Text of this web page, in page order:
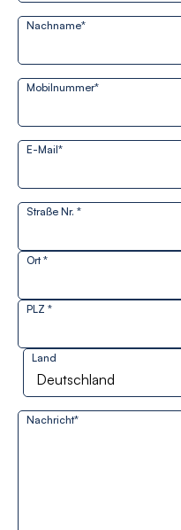
Nachname*
Mobilnummer*
E-Mail*
Straße Nr. *
Ort *
PLZ *
Land
Nachricht*